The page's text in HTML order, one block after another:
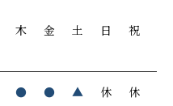
木 金 土 日 祝
● ● ▲ 休
休